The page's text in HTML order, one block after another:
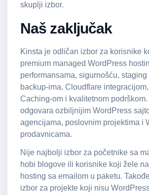
skuplji izbor.
Naš zaključak
Kinsta je odličan izbor za korisnike
premium managed WordPress
performansama, sigurnošću,
backup-ima, Cloudflare
Caching-om i kvalitetnom
odgovara ozbiljnijim WordPress
agencijama, poslovnim projektima i
prodavnicama.
Nije najbolji izbor za početnike sa
hobi blogove ili korisnike koji žele
hosting sa emailom u paketu.
izbor za projekte koji nisu